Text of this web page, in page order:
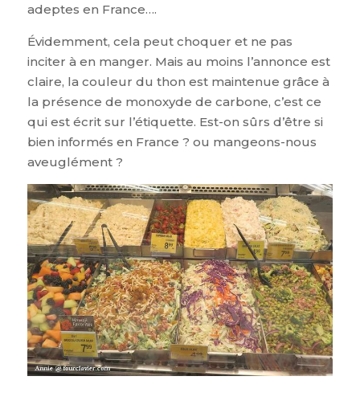
adeptes en France….
Évidemment, cela peut choquer et ne pas
inciter à en manger. Mais au moins l’annonce est
claire, la couleur du thon est maintenue grâce à
la présence de monoxyde de carbone, c’est ce
qui est écrit sur l’étiquette. Est-on sûrs d’être si
bien informés en France ? ou mangeons-nous
aveuglément ?